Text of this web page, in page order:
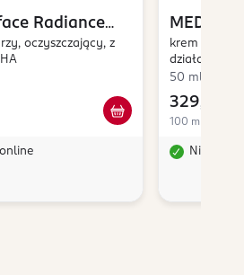
Radiance
oczyszczający, z
MEDIK8
Vitamin C
krem do
działaniu
50 ml
329,
100 ml =